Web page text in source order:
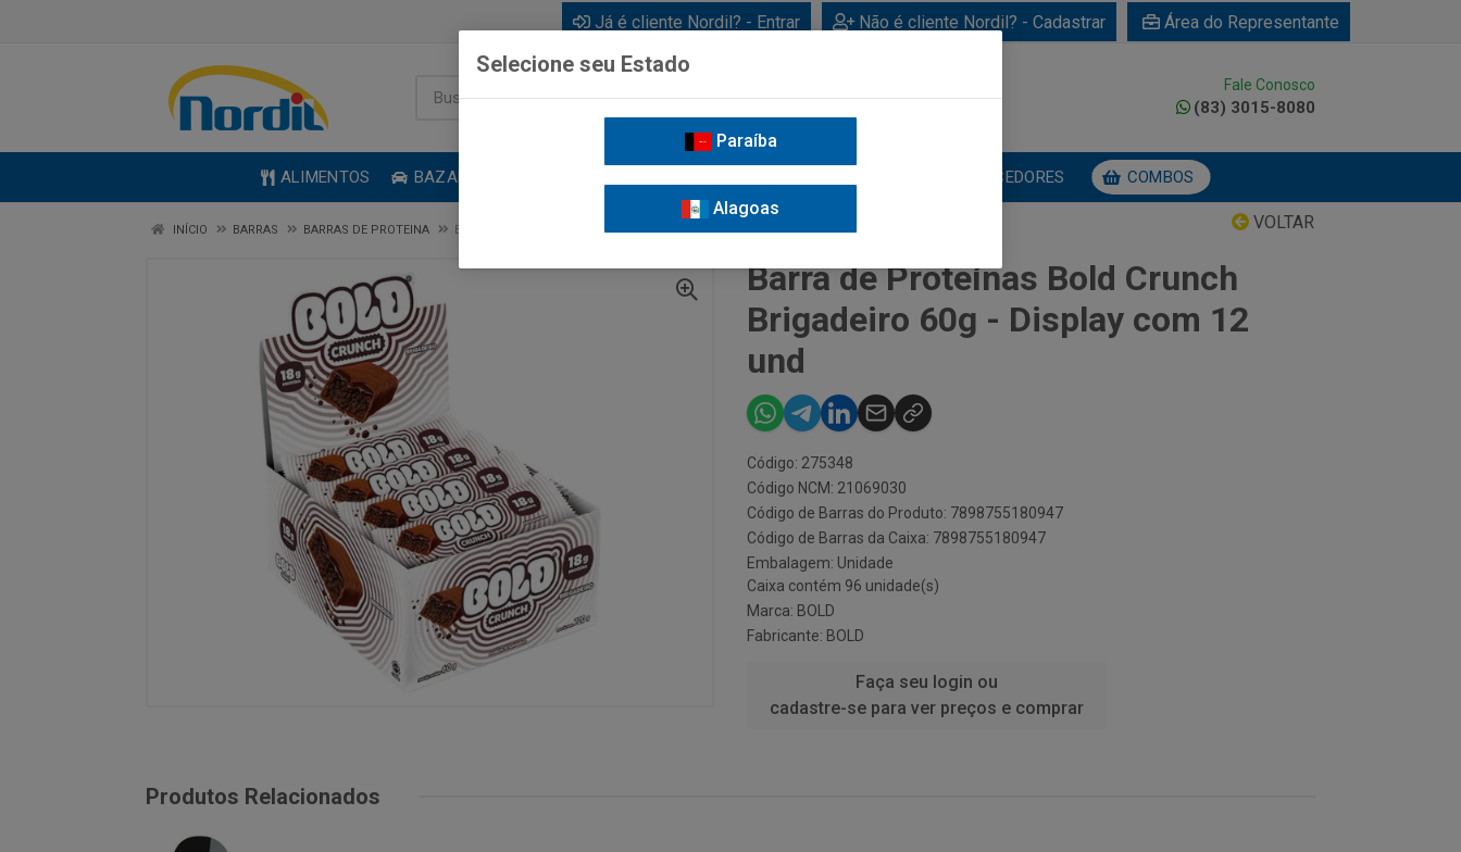
Já é cliente Nordil? - Entrar Não é cliente Nordil? - Cadastrar Área do Representante
Fale Conosco
(83) 3015-8080
ALIMENTOS BAZAR FORNECEDORES COMBOS
VOLTAR
INÍCIO BARRAS BARRAS DE PROTEINA BARRA DE PROTEÍNAS BOLD CRUNCH BRIGADEIRO 60G - DISPLAY COM 12 UND
Barra de Proteínas Bold Crunch
Brigadeiro 60g - Display com 12
und
Código: 275348
Código NCM: 21069030
Código de Barras do Produto: 7898755180947
Código de Barras da Caixa: 7898755180947
Embalagem: Unidade
Caixa contém 96 unidade(s)
Marca: BOLD
Fabricante: BOLD
Faça seu login ou
cadastre-se para ver preços e comprar
Produtos Relacionados
Selecione seu Estado
Paraíba
Alagoas